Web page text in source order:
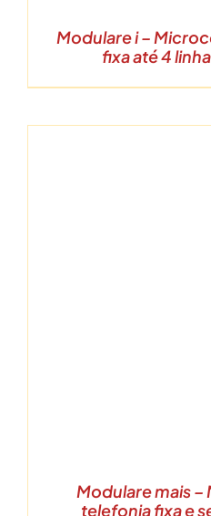
Modulare i –
fixa até 4
Modulare mais
telefonia fixa e